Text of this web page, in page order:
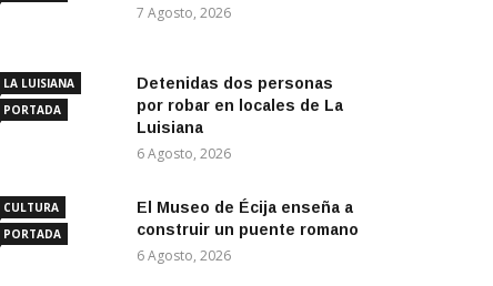
7 Agosto, 2026
LA LUISIANA
PORTADA
Detenidas dos personas
por robar en locales de La
Luisiana
6 Agosto, 2026
CULTURA
PORTADA
El Museo de Écija enseña a
construir un puente romano
6 Agosto, 2026